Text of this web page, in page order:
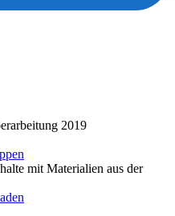
2019
mit Materialien aus der